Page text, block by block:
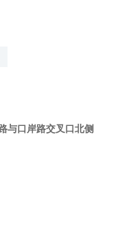
与口岸路交叉口北侧